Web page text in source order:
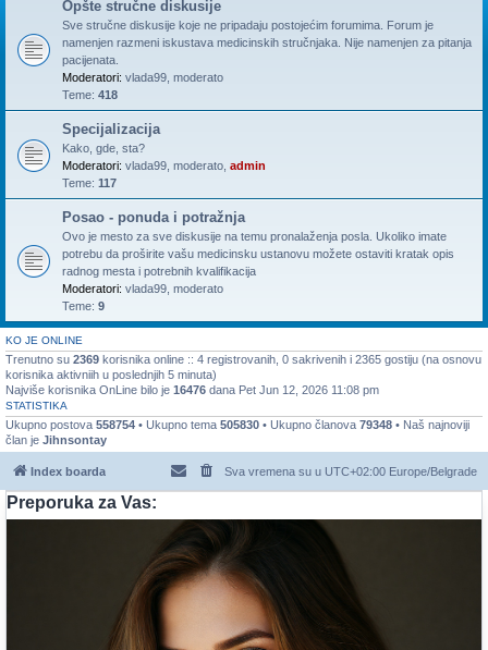
Opšte stručne diskusije
Sve stručne diskusije koje ne pripadaju postojećim forumima. Forum je
namenjen razmeni iskustava medicinskih stručnjaka. Nije namenjen za pitanja
pacijenata.
Moderatori: vlada99 moderato
Teme: 418
Specijalizacija
Kako, gde, sta?
Moderatori: vlada99 moderato admin
Teme: 117
Posao - ponuda i potražnja
Ovo je mesto za sve diskusije na temu pronalaženja posla. Ukoliko imate
potrebu da proširite vašu medicinsku ustanovu možete ostaviti kratak opis
radnog mesta i potrebnih kvalifikacija
Moderatori: vlada99 moderato
Teme: 9
KO JE ONLINE
Trenutno su 2369 korisnika online :: 4 registrovanih, 0 sakrivenih i 2365 gostiju (na osnovu
korisnika aktivniih u poslednjih 5 minuta)
Najviše korisnika OnLine bilo je 16476 dana Pet Jun 12, 2026 11:08 pm
STATISTIKA
Ukupno postova 558754 • Ukupno tema 505830 • Ukupno članova 79348 • Naš najnoviji
član je Jihnsontay
Index boarda Sva vremena su u UTC+02:00 Europe/Belgrade
Preporuka za Vas: